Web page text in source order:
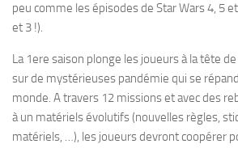
peu comme les épisodes de Star Wars 4, 5
et 3 !).
La 1ere saison plonge les joueurs à la tête
sur de mystérieuses pandémie qui se
monde. A travers 12 missions et avec des
à un matériels évolutifs (nouvelles règles,
matériels, …), les joueurs devront coopérer